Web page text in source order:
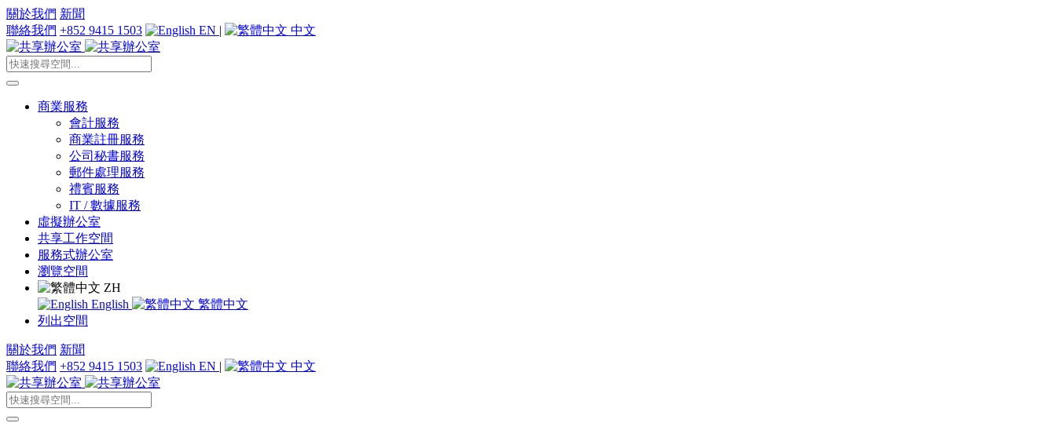
關於我們 新聞
聯絡我們 +852 9415 1503 EN | 中文
商業服務
會計服務
商業註冊服務
公司秘書服務
郵件處理服務
禮賓服務
IT / 數據服務
虛擬辦公室
共享工作空間
服務式辦公室
瀏覽空間
ZH
English
繁體中文
列出空間
關於我們 新聞
聯絡我們 +852 9415 1503 EN | 中文